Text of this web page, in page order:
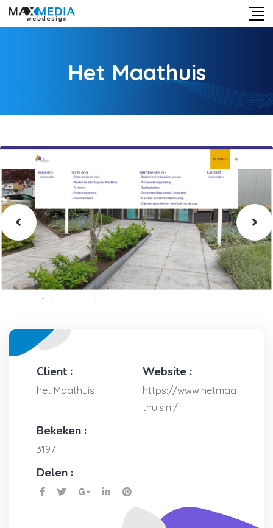
Het Maathuis
Client :
het Maathuis
Website :
https://www.hetmaa
thuis.nl/
Bekeken :
3197
Delen :